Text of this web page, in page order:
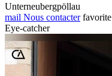
Unterneubergpöllau
mail Nous contacter favorite
Eye-catcher